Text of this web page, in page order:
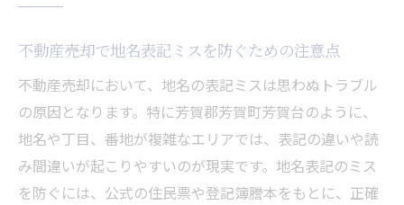
不動産売却で地名表記ミスを防ぐための注意点
不動産売却において、地名の表記ミスは思わぬトラブル
の原因となります。特に芳賀郡芳賀町芳賀台のように、
地名や丁目、番地が複雑なエリアでは、表記の違いや読
み間違いが起こりやすいのが現実です。地名表記のミス
を防ぐには、公式の住民票や登記簿謄本をもとに、正確